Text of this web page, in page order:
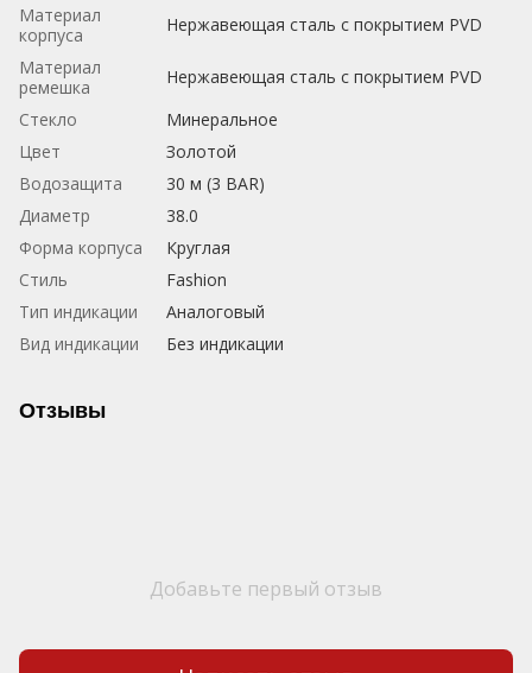
Материал
корпуса
Нержавеющая сталь с покрытием PVD
Материал
ремешка
Нержавеющая сталь с покрытием PVD
Стекло
Минеральное
Цвет
Золотой
Водозащита
30 м (3 BAR)
Диаметр
38.0
Форма корпуса
Круглая
Стиль
Fashion
Тип индикации
Аналоговый
Вид индикации
Без индикации
Отзывы
Добавьте первый отзыв